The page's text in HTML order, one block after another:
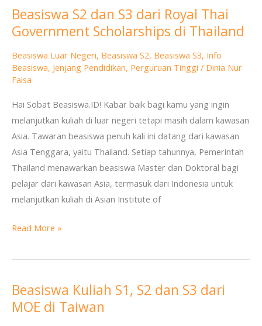
Beasiswa S2 dan S3 dari Royal Thai
Government Scholarships di Thailand
Beasiswa Luar Negeri, Beasiswa S2, Beasiswa S3, Info
Beasiswa, Jenjang Pendidikan, Perguruan Tinggi / Dinia Nur
Faisa
Hai Sobat Beasiswa.ID! Kabar baik bagi kamu yang ingin
melanjutkan kuliah di luar negeri tetapi masih dalam kawasan
Asia. Tawaran beasiswa penuh kali ini datang dari kawasan
Asia Tenggara, yaitu Thailand. Setiap tahunnya, Pemerintah
Thailand menawarkan beasiswa Master dan Doktoral bagi
pelajar dari kawasan Asia, termasuk dari Indonesia untuk
melanjutkan kuliah di Asian Institute of
Beasiswa
S2
S3
dari
Thai
Government
Scholarships
di
Thailand
Read More »
Beasiswa Kuliah S1, S2 dan S3 dari
MOE di Taiwan
Beasiswa
Kuliah